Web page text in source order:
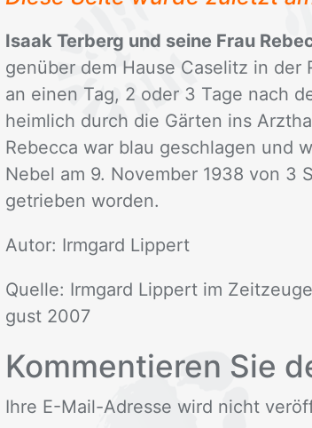
Isaak Terberg und seine Frau
gen­über dem Hau­se Ca­se­litz in
an ei­nen Tag, 2 oder 3 Tage nach
heim­lich durch die Gär­ten ins
Re­bec­ca war blau ge­schla­gen und
Ne­bel am 9. No­vem­ber 1938 von 3
ge­trie­ben wor­den.
Au­tor: Irm­gard Lip­pert
Quel­le: Irm­gard Lip­pert im
gust 2007
Kom­men­tie­ren Sie
Ihre E-Mail-Adres­se wird nicht